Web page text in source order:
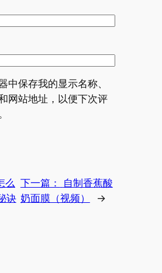
中保存我的显示名称、
网站地址，以便下次评
么
诀
下一篇：
自制香蕉酸
奶面膜（视频）
→